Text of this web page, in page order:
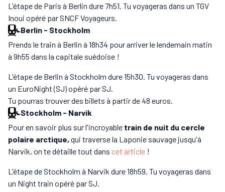
L'étape de Paris à Berlin dure 7h51. Tu voyageras dans un TGV
Inoui opéré par SNCF Voyageurs.
Berlin - Stockholm
Prends le train à Berlin à 18h34 pour arriver le lendemain matin
à 9h55 dans la capitale suédoise !
L'étape de Berlin à Stockholm dure 15h30. Tu voyageras dans
un EuroNight (SJ) opéré par SJ.
Tu pourras trouver des billets à partir de 48 euros.
Stockholm - Narvik
Pour en savoir plus sur l'incroyable train de nuit du cercle
polaire arctique, qui traverse la Laponie sauvage jusqu'à
Narvik, on te détaille tout dans cet article !
L'étape de Stockholm à Narvik dure 18h59. Tu voyageras dans
un Night train opéré par SJ.